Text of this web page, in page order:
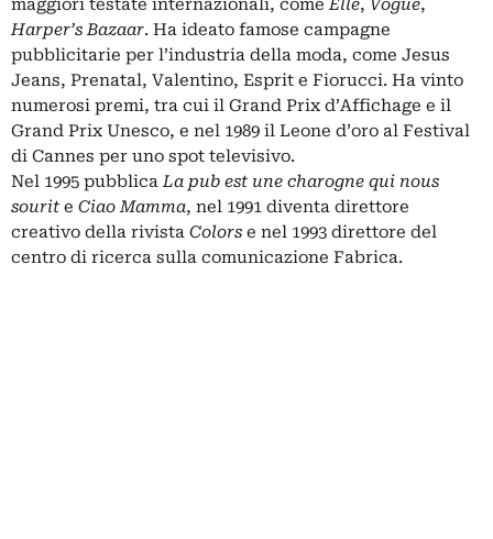
Harper’s Bazaar. Ha ideato famose campagne
pubblicitarie per l’industria della moda, come Jesus
Jeans, Prenatal, Valentino, Esprit e Fiorucci. Ha vinto
numerosi premi, tra cui il Grand Prix d’Affichage e il
Grand Prix Unesco, e nel 1989 il Leone d’oro al Festival
di Cannes per uno spot televisivo.
Nel 1995 pubblica La pub est une charogne qui nous
sourit e Ciao Mamma, nel 1991 diventa direttore
creativo della rivista Colors e nel 1993 direttore del
centro di ricerca sulla comunicazione Fabrica.